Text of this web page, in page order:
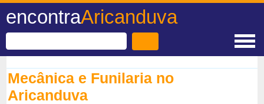
encontraAricanduva
Mecânica e Funilaria no
Aricanduva